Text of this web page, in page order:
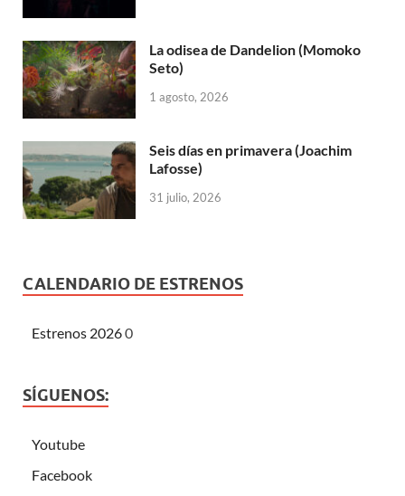
La odisea de Dandelion (Momoko
Seto)
1 agosto, 2026
Seis días en primavera (Joachim
Lafosse)
31 julio, 2026
CALENDARIO DE ESTRENOS
Estrenos 20260
SÍGUENOS:
Youtube
Facebook